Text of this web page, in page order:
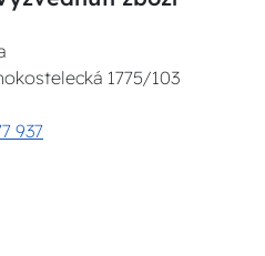
1775/103
937